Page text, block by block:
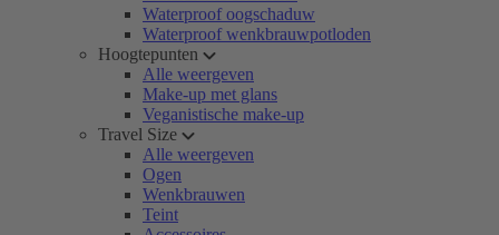
Waterproof oogschaduw
Waterproof wenkbrauwpotloden
Hoogtepunten
Alle weergeven
Make-up met glans
Veganistische make-up
Travel Size
Alle weergeven
Ogen
Wenkbrauwen
Teint